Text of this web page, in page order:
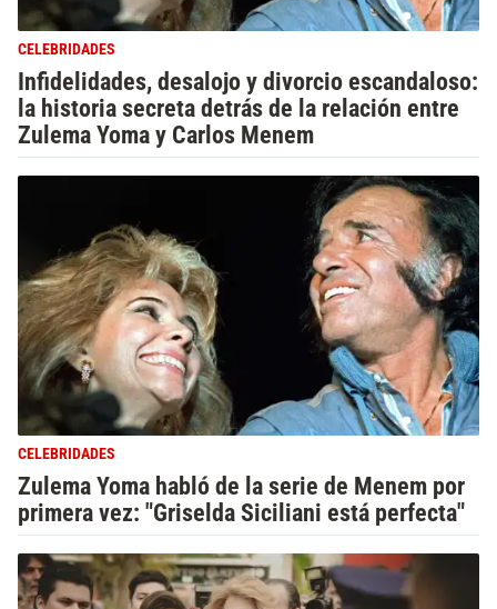
CELEBRIDADES
Infidelidades, desalojo y divorcio escandaloso:
la historia secreta detrás de la relación entre
Zulema Yoma y Carlos Menem
CELEBRIDADES
Zulema Yoma habló de la serie de Menem por
primera vez: "Griselda Siciliani está perfecta"